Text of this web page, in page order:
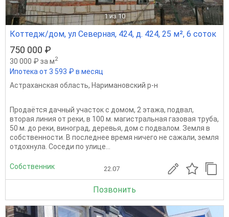
1 из 10
Коттедж/дом, ул Северная, 424, д. 424, 25 м², 6 соток
750 000 ₽
30 000 ₽ за м2
Ипотека от 3 593 ₽ в месяц
Астраханская область, Наримановский р-н
Продаётся дачный участок с домом, 2 этажа, подвал,
вторая линия от реки, в 100 м. магистральная газовая труба,
50 м. до реки, виноград, деревья, дом с подвалом. Земля в
собственности. В последнее время ничего не сажали, земля
отдохнула. Соседи по улице...
Собственник 22.07
Позвонить